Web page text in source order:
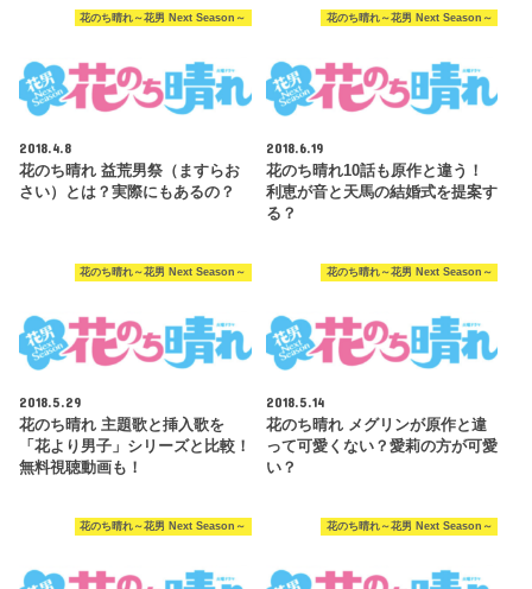
花のち晴れ～花男 Next Season～
2018.4.8
花のち晴れ 益荒男祭（ますらお
さい）とは？実際にもあるの？
花のち晴れ～花男 Next Season～
2018.6.19
花のち晴れ10話も原作と違う！
利恵が音と天馬の結婚式を提案す
る？
花のち晴れ～花男 Next Season～
2018.5.29
花のち晴れ 主題歌と挿入歌を
「花より男子」シリーズと比較！
無料視聴動画も！
花のち晴れ～花男 Next Season～
2018.5.14
花のち晴れ メグリンが原作と違
って可愛くない？愛莉の方が可愛
い？
花のち晴れ～花男 Next Season～ 花のち晴れ～花男 Next Season～